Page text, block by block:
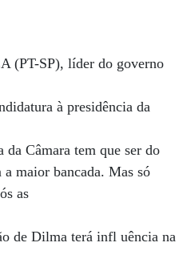
(PT-SP), líder do governo
à presidência da
da Câmara tem que ser do
maior bancada. Mas só
as
de Dilma terá infl uência na